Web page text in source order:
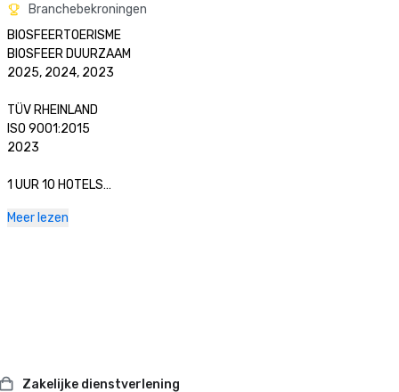
Branchebekroningen
BIOSFEERTOERISME
BIOSFEER DUURZAAM
2025, 2024, 2023
TÜV RHEINLAND
ISO 9001:2015
2023
1 UUR 10 HOTELS
2023
Meer lezen
Zakelijke dienstverlening